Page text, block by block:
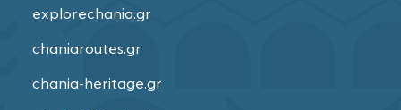
explorechania.gr
chaniaroutes.gr
chania-heritage.gr